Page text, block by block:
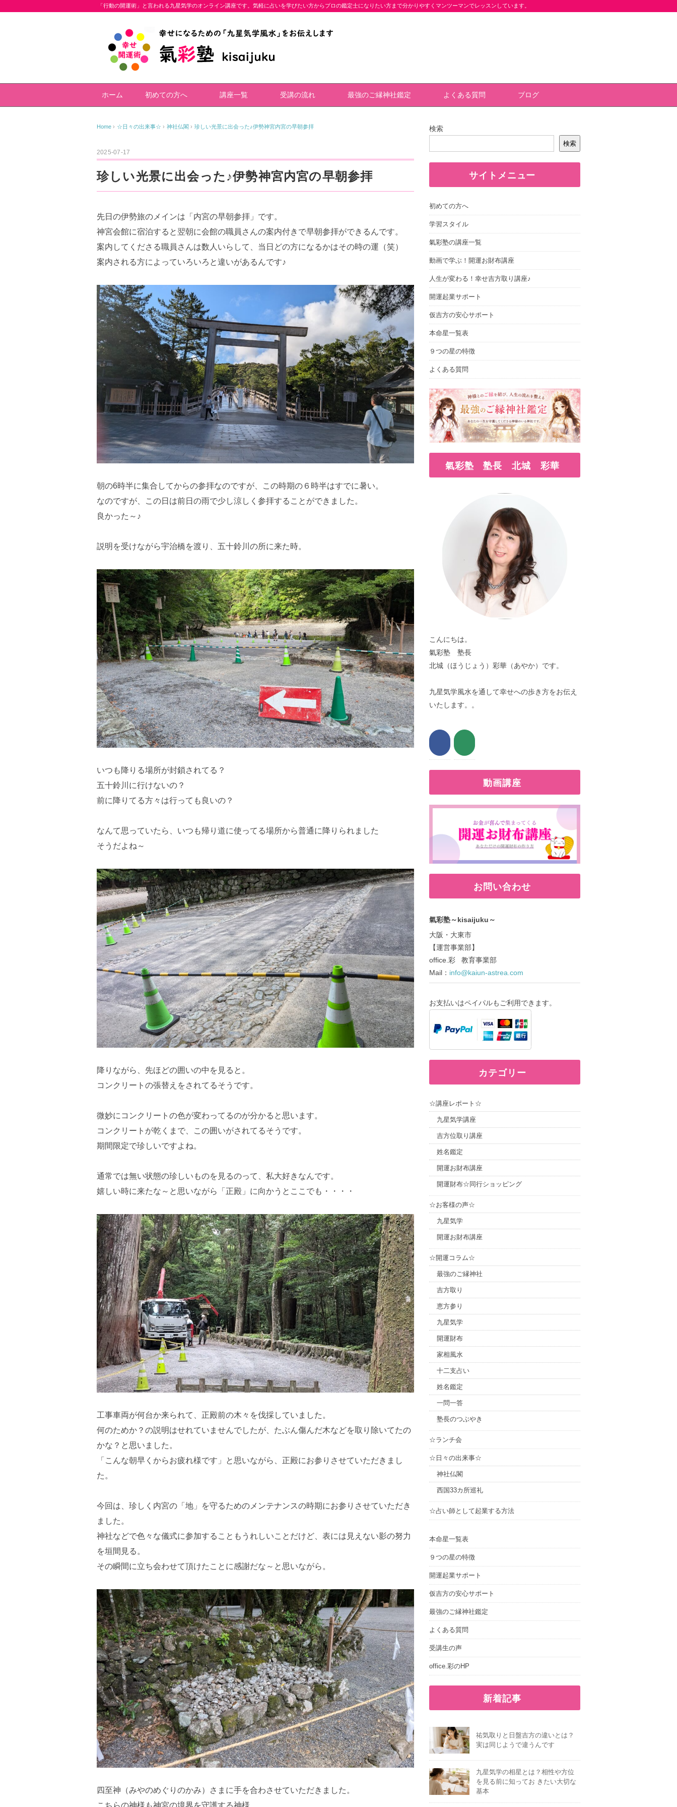
「行動の開運術」と言われる九星気学のオンライン講座です。気軽に占いを学びたい方からプロの鑑定士になりたい方まで分かりやすくマンツーマンでレッスンしています。
ホーム 初めての方へ 講座一覧 受講の流れ 最強のご縁神社鑑定 よくある質問 ブログ
Home › ☆日々の出来事☆ › 神社仏閣 › 珍しい光景に出会った♪伊勢神宮内宮の早朝参拝
2025-07-17
珍しい光景に出会った♪伊勢神宮内宮の早朝参拝
先日の伊勢旅のメインは「内宮の早朝参拝」です。
神宮会館に宿泊すると翌朝に会館の職員さんの案内付きで早朝参拝ができるんです。
案内してくださる職員さんは数人いらして、当日どの方になるかはその時の運（笑）
案内される方によっていろいろと違いがあるんです♪
朝の6時半に集合してからの参拝なのですが、この時期の６時半はすでに暑い。
なのですが、この日は前日の雨で少し涼しく参拝することができました。
良かった～♪
説明を受けながら宇治橋を渡り、五十鈴川の所に来た時。
いつも降りる場所が封鎖されてる？
五十鈴川に行けないの？
前に降りてる方々は行っても良いの？
なんて思っていたら、いつも帰り道に使ってる場所から普通に降りられました
そうだよね～
降りながら、先ほどの囲いの中を見ると。
コンクリートの張替えをされてるそうです。
微妙にコンクリートの色が変わってるのが分かると思います。
コンクリートが乾くまで、この囲いがされてるそうです。
期間限定で珍しいですよね。
通常では無い状態の珍しいものを見るのって、私大好きなんです。
嬉しい時に来たな～と思いながら「正殿」に向かうとここでも・・・・
工事車両が何台か来られて、正殿前の木々を伐採していました。
何のためか？の説明はせれていませんでしたが、たぶん傷んだ木などを取り除いてたの
かな？と思いました。
「こんな朝早くからお疲れ様です」と思いながら、正殿にお参りさせていただきまし
た。
今回は、珍しく内宮の「地」を守るためのメンテナンスの時期にお参りさせていただき
ました。
神社などで色々な儀式に参加することもうれしいことだけど、表には見えない影の努力
を垣間見る。
その瞬間に立ち会わせて頂けたことに感謝だな～と思いながら。
四至神（みやのめぐりのかみ）さまに手を合わさせていただきました。
検索
検索
サイトメニュー
初めての方へ
学習スタイル
氣彩塾の講座一覧
動画で学ぶ！開運お財布講座
人生が変わる！幸せ吉方取り講座♪
開運起業サポート
仮吉方の安心サポート
本命星一覧表
９つの星の特徴
よくある質問
氣彩塾 塾長 北城 彩華
こんにちは。
氣彩塾 塾長
北城（ほうじょう）彩華（あやか）です。
九星気学風水を通して幸せへの歩き方をお伝え
いたします。。
動画講座
お問い合わせ
氣彩塾～kisaijuku～
大阪・大東市
【運営事業部】
office.彩 教育事業部
Mail： info@kaiun-astrea.com
お支払いはペイパルもご利用できます。
カテゴリー
☆講座レポート☆
九星気学講座
吉方位取り講座
姓名鑑定
開運お財布講座
開運財布☆同行ショッピング
☆お客様の声☆
九星気学
開運お財布講座
☆開運コラム☆
最強のご縁神社
吉方取り
恵方参り
九星気学
開運財布
家相風水
十二支占い
姓名鑑定
一問一答
塾長のつぶやき
☆ランチ会
☆日々の出来事☆
神社仏閣
西国33カ所巡礼
☆占い師として起業する方法
本命星一覧表
９つの星の特徴
開運起業サポート
仮吉方の安心サポート
最強のご縁神社鑑定
よくある質問
受講生の声
office.彩のHP
新着記事
祐気取りと日盤吉方の違いとは？
実は同じようで違うんです
九星気学の相星とは？相性や方位
を見る前に知ってお きたい大切な
基本